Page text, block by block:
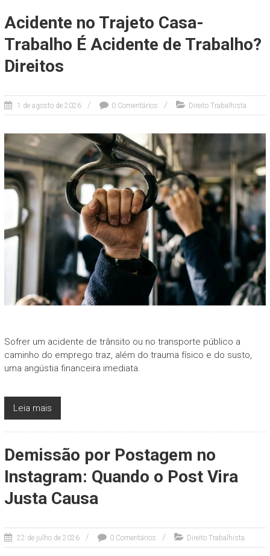
Acidente no Trajeto Casa-
Trabalho É Acidente de Trabalho?
Direitos
1 de agosto de 2026 0 Comentários Direito Trabalhista
Sofrer um acidente de trânsito ou no transporte público a
caminho do emprego traz, além do trauma físico e do susto,
uma angústia financeira imediata.
Leia mais
Demissão por Postagem no
Instagram: Quando o Post Vira
Justa Causa
22 de julho de 2026 0 Comentários Direito Trabalhista